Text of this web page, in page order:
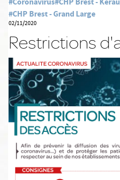
#CHP Brest - Grand Large
02/11/2020
Restrictions